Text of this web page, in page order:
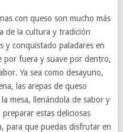
con queso son mucho más
de la cultura y tradición
y conquistado paladares en
por fuera y suave por dentro,
Ya sea como desayuno,
las arepas de queso
mesa, llenándola de sabor y
estas deliciosas
para que puedas disfrutar en